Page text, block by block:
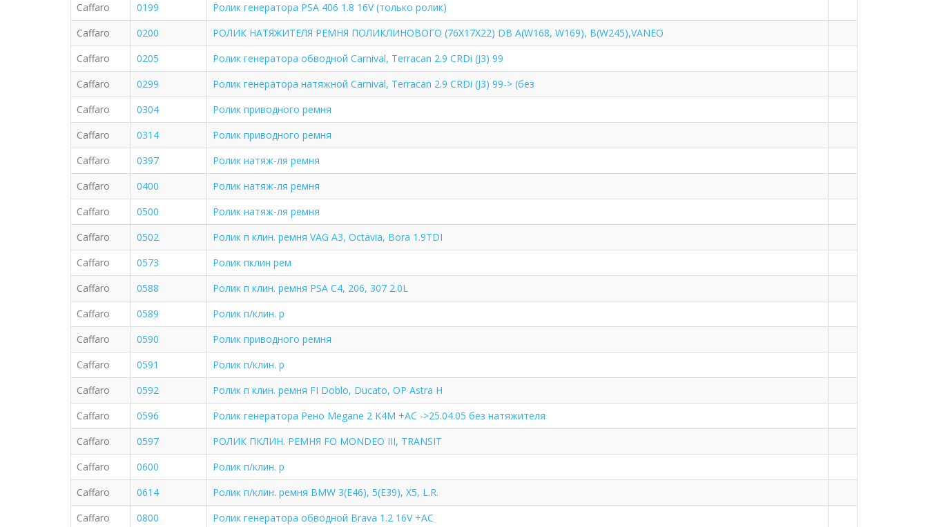
Caffaro
0199
Ролик генератора PSA 406 1.8 16V (только ролик)
Caffaro
0200
РОЛИК НАТЯЖИТЕЛЯ РЕМНЯ ПОЛИКЛИНОВОГО (76X17X22) DB A(W168, W169), B(W245),VANEO
Caffaro
0205
Ролик генератора обводной Carnival, Terracan 2.9 CRDi (J3) 99
Caffaro
0299
Ролик генератора натяжной Carnival, Terracan 2.9 CRDi (J3) 99-> (без
Caffaro
0304
Ролик приводного ремня
Caffaro
0314
Ролик приводного ремня
Caffaro
0397
Ролик натяж-ля ремня
Caffaro
0400
Ролик натяж-ля ремня
Caffaro
0500
Ролик натяж-ля ремня
Caffaro
0502
Ролик п клин. ремня VAG A3, Octavia, Bora 1.9TDI
Caffaro
0573
Ролик пклин рем
Caffaro
0588
Ролик п клин. ремня PSA C4, 206, 307 2.0L
Caffaro
0589
Ролик п/клин. р
Caffaro
0590
Ролик приводного ремня
Caffaro
0591
Ролик п/клин. р
Caffaro
0592
Ролик п клин. ремня FI Doblo, Ducato, OP Astra H
Caffaro
0596
Ролик генератора Рено Megane 2 K4M +AC ->25.04.05 без натяжителя
Caffaro
0597
РОЛИК ПКЛИН. РЕМНЯ FO MONDEO III, TRANSIT
Caffaro
0600
Ролик п/клин. р
Caffaro
0614
Ролик п/клин. ремня BMW 3(E46), 5(E39), X5, L.R.
Caffaro
0800
Ролик генератора обводной Brava 1.2 16V +AC